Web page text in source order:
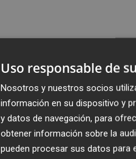
Mañueco convoca
León para el 13 de
Uso responsable de
Nosotros y nuestros socios
información en su dispositivo y
y datos de navegación, para
obtener información sobre la
pueden procesar sus datos para